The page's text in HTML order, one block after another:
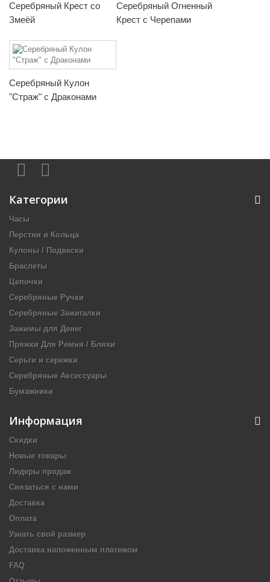
Серебряный Крест со
Змеёй
Серебряный Огненный
Крест с Черепами
Серебряный Кулон
"Страж" с Драконами
Категории
Часы
Перстни и Кольца
Кулоны / Подвески
Браслеты
Цепочки
Серебряные Ручки
Серебряные Зажигалки
Зажимы для Денег
Пряжки Для Ремня / Бляхи
Серьги и сережки
Серебряные Аксессуары
Бумажники
Информация
Скидки
Новые товары
Лидеры продаж
Связаться с нами
Доставка
Оплата
Узнать свой размер
Доставка наложенным платежом
FAQ